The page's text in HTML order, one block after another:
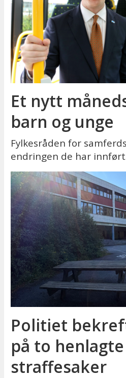
Et nytt
barn og unge
Fylkesråden for
endringen de har
Politiet
på to henlagte
straffesaker